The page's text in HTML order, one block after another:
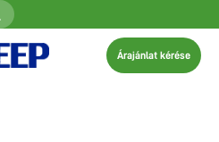
Árajánlat kérése